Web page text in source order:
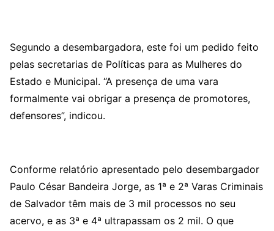
Segundo a desembargadora, este foi um pedido feito
pelas secretarias de Políticas para as Mulheres do
Estado e Municipal. “A presença de uma vara
formalmente vai obrigar a presença de promotores,
defensores”, indicou.
Conforme relatório apresentado pelo desembargador
Paulo César Bandeira Jorge, as 1ª e 2ª Varas Criminais
de Salvador têm mais de 3 mil processos no seu
acervo, e as 3ª e 4ª ultrapassam os 2 mil. O que